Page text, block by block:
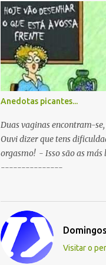
boca ao mesmo tempo. P: O
resulta do cruzamento
Sportinguista e um porco? R:
rançoso. P: Porque é que o
passar a ser patrocinado pela
BP dá...
Anedotas picantes...
Duas vaginas encontram-
Ouvi dizer que tens
orgasmo! - Isso são as
---------------
Visitar o